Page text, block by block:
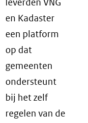
en Kadaster
een platform
op dat
gemeenten
ondersteunt
bij het zelf
regelen van de